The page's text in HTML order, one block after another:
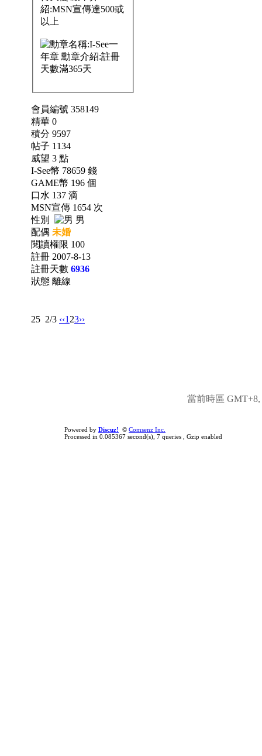
會員編號 358149
精華 0
積分 9597
帖子 1134
威望 3 點
I-See幣 78659 錢
GAME幣 196 個
口水 137 滴
MSN宣傳 1654 次
性別
男
配偶 未婚
閱讀權限 100
註冊 2007-8-13
註冊天數 6936
狀態 離線
25 2/3 ‹‹1 23››
當前時區 GMT+8,
Powered by Discuz! © Comsenz Inc.
Processed in 0.085367 second(s), 7 queries , Gzip enabled